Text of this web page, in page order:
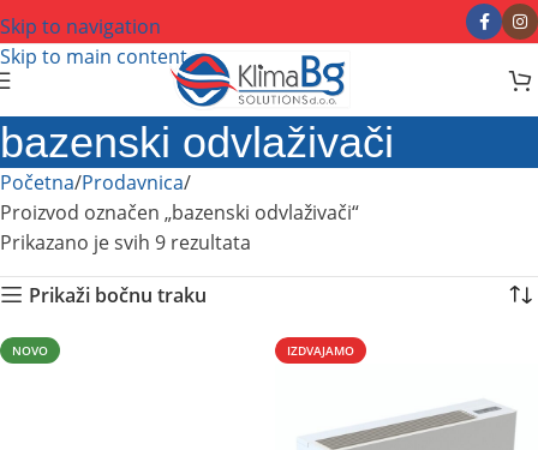
Skip to navigation
Skip to main content
bazenski odvlaživači
Početna Prodavnica
Proizvod označen „bazenski odvlaživači“
Prikazano je svih 9 rezultata
Prikaži bočnu traku
NOVO IZDVAJAMO